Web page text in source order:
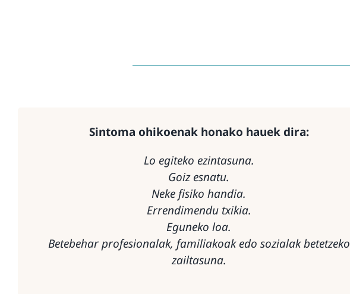
Sintoma ohikoenak honako hauek dira:
Lo egiteko ezintasuna.
Goiz esnatu.
Neke fisiko handia.
Errendimendu txikia.
Eguneko loa.
Betebehar profesionalak, familiakoak edo sozialak betetzeko
zailtasuna.